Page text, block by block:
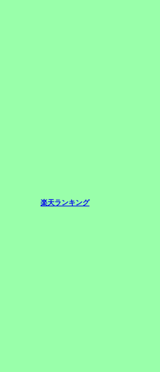
楽天ランキング